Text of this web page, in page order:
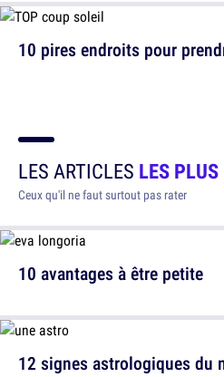
10 pires endroits pour
LES ARTICLES LES
Ceux qu'il ne faut surtout pas rater
10 avantages à être petite
12 signes astrologiques du